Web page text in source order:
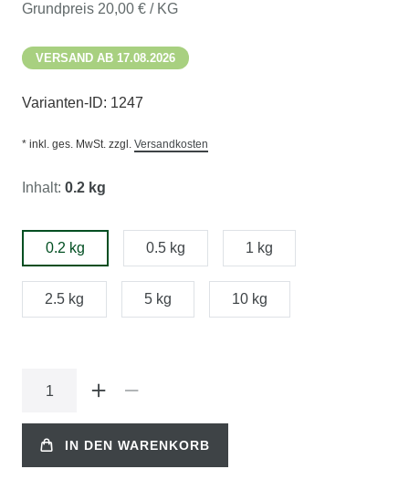
Grundpreis 20,00 € / KG
VERSAND AB 17.08.2026
Varianten-ID: 1247
* inkl. ges. MwSt. zzgl. Versandkosten
Inhalt: 0.2 kg
0.2 kg 0.5 kg 1 kg
2.5 kg 5 kg 10 kg
IN DEN WARENKORB